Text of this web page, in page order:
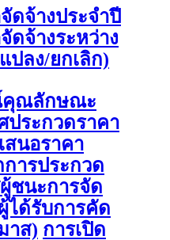
ดจ้างประจำปี
ดจ้างระหว่าง
ปลง/ยกเลิก)
คุณลักษณะ
ประกวดราคา
สนอราคา
ารประกวด
ชนะการจัด
ได้รับการคัด
าส) การเปิด